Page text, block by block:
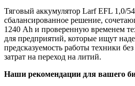
Тяговый аккумулятор Larf EFL 1,0/
сбалансированное решение,
1240 Ah и проверенную временем
для предприятий, которые ищут
предсказуемость работы техники
затрат на переход на литий.
Наши рекомендации для вашего